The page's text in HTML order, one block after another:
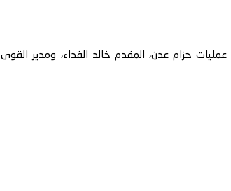
حزام عدن، المقدم خالد الفداء، ومدير القوى